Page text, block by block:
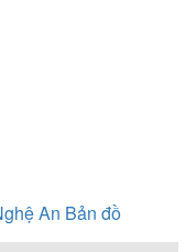
An Bản đồ